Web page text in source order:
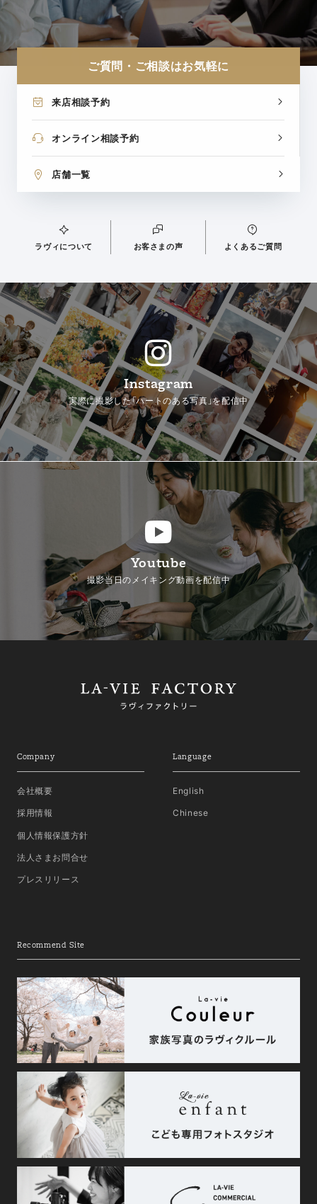
ご質問・ご相談はお気軽に
来店相談予約
オンライン相談予約
店舗一覧
ラヴィについて お客さまの声 よくあるご質問
Instagram
実際に撮影した「ハートのある写真」を配信中
Youtube
撮影当日のメイキング動画を配信中
Company
会社概要
採用情報
個人情報保護方針
法人さまお問合せ
プレスリリース
Language
English
Chinese
Recommend Site